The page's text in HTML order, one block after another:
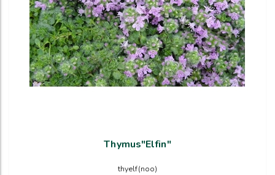
Thymus"Elfin"
thyelf(noo)